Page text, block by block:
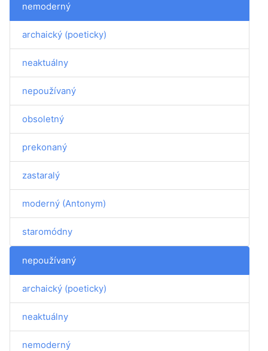
nemoderný
archaický (poeticky)
neaktuálny
nepoužívaný
obsoletný
prekonaný
zastaralý
moderný (Antonym)
staromódny
nepoužívaný
archaický (poeticky)
neaktuálny
nemoderný